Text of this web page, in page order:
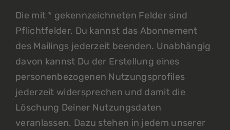
Die mit * gekennzeichneten Felder sind
Pflichtfelder. Du kannst das Abonnement
des Mailings jederzeit beenden. Unabhängig
davon kannst Du der Erstellung eines
personenbezogenen Nutzungsprofiles
jederzeit widersprechen und damit die
Löschung Deiner Nutzungsdaten
veranlassen. Dazu stehen in jedem unserer